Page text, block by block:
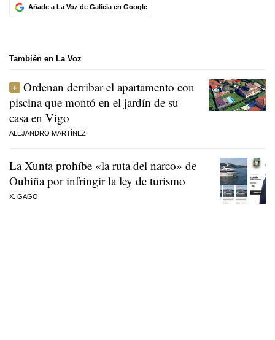
Añade a La Voz de Galicia en Google
También en La Voz
Ordenan derribar el apartamento con
piscina que montó en el jardín de su
casa en Vigo
ALEJANDRO MARTÍNEZ
La Xunta prohíbe «la ruta del narco» de
Oubiña por infringir la ley de turismo
X. GAGO